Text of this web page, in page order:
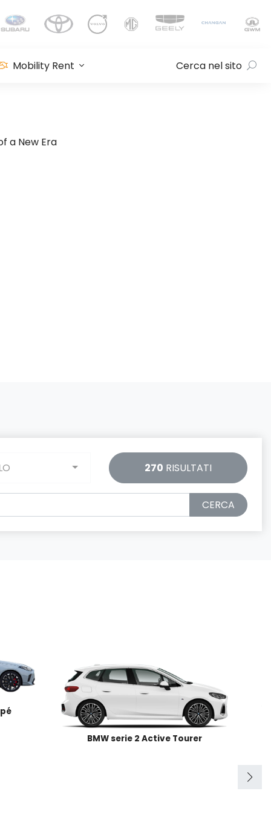
Mobility Rent Cerca nel sito
a New Era
270 RISULTATI
CERCA
BMW serie 2 Active Tourer